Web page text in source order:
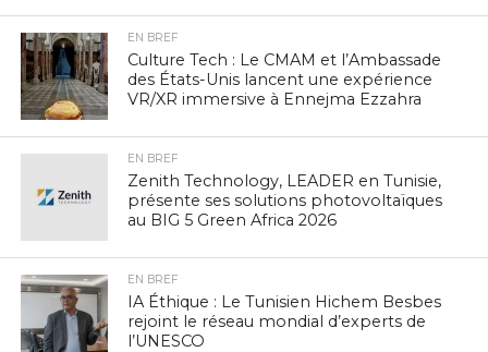
EN BREF
Culture Tech : Le CMAM et l’Ambassade
des États-Unis lancent une expérience
VR/XR immersive à Ennejma Ezzahra
EN BREF
Zenith Technology, LEADER en Tunisie,
présente ses solutions photovoltaïques
au BIG 5 Green Africa 2026
EN BREF
IA Éthique : Le Tunisien Hichem Besbes
rejoint le réseau mondial d’experts de
l’UNESCO